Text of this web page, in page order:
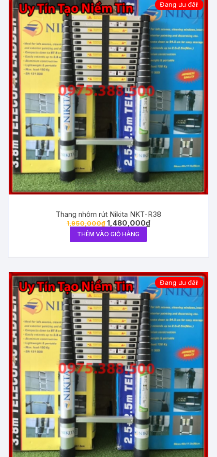
Đang ưu đãi!
Thang nhôm rút Nikita NKT-R38
1,950,000₫ 1,480,000₫
THÊM VÀO GIỎ HÀNG
Đang ưu đãi!